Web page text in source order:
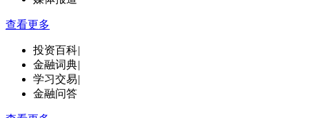
查看更多
投资百科|
金融词典|
学习交易|
金融问答